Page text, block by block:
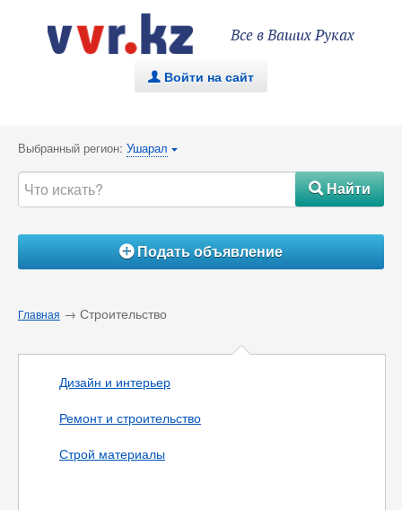
Все в Ваших Руках
. Войти на сайт
Выбранный регион: Ушарал {
#Найти
ÁПодать объявление
Главная → Строительство
Дизайн и интерьер
Ремонт и строительство
Строй материалы